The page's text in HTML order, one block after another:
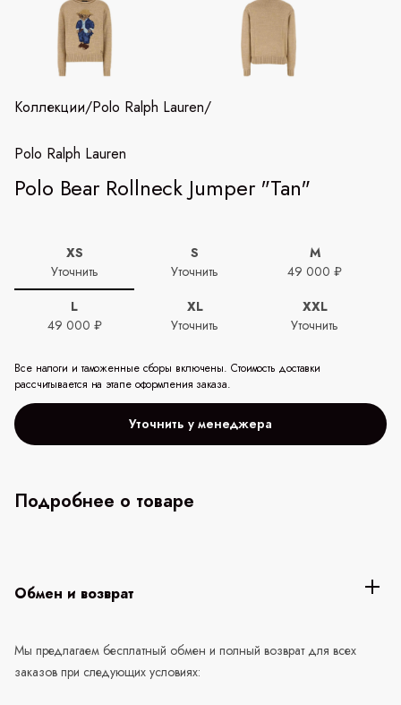
Коллекции/Polo Ralph Lauren/
Polo Ralph Lauren
Polo Bear Rollneck Jumper "Tan"
XS
Уточнить
S
Уточнить
M
49 000 ₽
L
49 000 ₽
XL
Уточнить
XXL
Уточнить
Все налоги и таможенные сборы включены. Стоимость доставки
рассчитывается на этапе оформления заказа.
Уточнить у менеджера
Подробнее о товаре
Обмен и возврат
Мы предлагаем бесплатный обмен и полный возврат для всех
заказов при следующих условиях: